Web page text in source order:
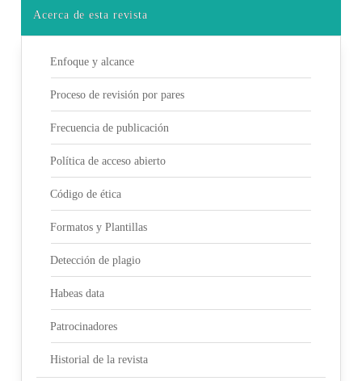
Acerca de esta revista
Enfoque y alcance
Proceso de revisión por pares
Frecuencia de publicación
Política de acceso abierto
Código de ética
Formatos y Plantillas
Detección de plagio
Habeas data
Patrocinadores
Historial de la revista